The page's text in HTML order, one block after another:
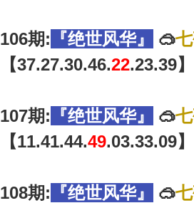
106期: 『绝世风华』 🥽
【37.27.30.46.22.23.39】
107期: 『绝世风华』 🥽
【11.41.44.49.03.33.09】
108期: 『绝世风华』 🥽